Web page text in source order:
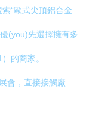
“歐式尖頂鋁合金
(yōu)先選擇擁有多
的商家。
會，直接接觸廠